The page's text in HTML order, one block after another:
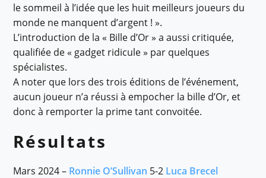
le sommeil à l’idée que les huit meilleurs joueurs du
monde ne manquent d’argent ! ».
L’introduction de la « Bille d’Or » a aussi critiquée,
qualifiée de « gadget ridicule » par quelques
spécialistes.
A noter que lors des trois éditions de l’événement,
aucun joueur n’a réussi à empocher la bille d’Or, et
donc à remporter la prime tant convoitée.
Résultats
Mars 2024 – Ronnie O’Sullivan 5-2 Luca Brecel